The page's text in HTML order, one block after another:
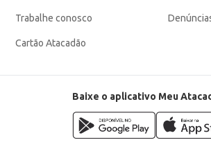
Trabalhe conosco
Cartão Atacadão
Baixe o aplicativo Meu